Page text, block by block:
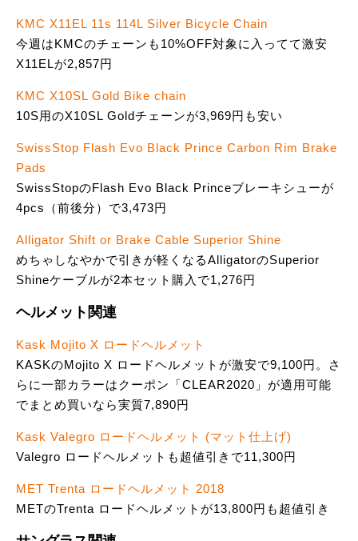
KMC X11EL 11s 114L Silver Bicycle Chain
今週はKMCのチェーンも10%OFF対象に入ってて激安
X11ELが2,857円
KMC X10SL Gold Bike chain
10S用のX10SL Goldチェーンが3,969円も安い
SwissStop Flash Evo Black Prince Carbon Rim Brake
Pads
SwissStopのFlash Evo Black Princeブレーキシューが
4pcs（前後分）で3,473円
Alligator Shift or Brake Cable Superior Shine
めちゃしなやかで引きが軽くなるAlligatorのSuperior
Shineケーブルが2本セット購入で1,276円
ヘルメット関連
Kask Mojito X ロードヘルメット
KASKのMojito X ロードヘルメットが激安で9,100円。さ
らに一部カラーはクーポン「CLEAR2020」が適用可能
でまとめ買いなら実質7,890円
Kask Valegro ロードヘルメット (マット仕上げ)
Valegro ロードヘルメットも超値引きで11,300円
MET Trenta ロードヘルメット 2018
METのTrenta ロードヘルメットが13,800円も超値引き